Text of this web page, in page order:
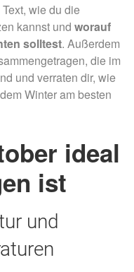
wie du die
kannst und worauf
solltest. Außerdem
die im
und verraten dir, wie
Winter am besten
ideal
ist
und